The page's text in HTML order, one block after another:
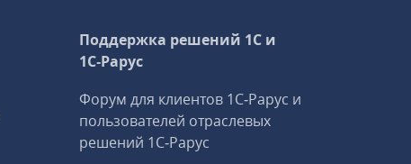
Поддержка решений 1С и
1С‑Рарус
Форум для клиентов 1С‑Рарус и
пользователей отраслевых
решений 1С‑Рарус